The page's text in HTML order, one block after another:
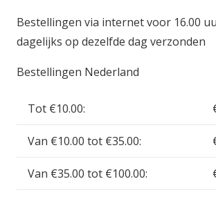
Cable
JST
EH
YU600233
Bestellingen via internet voor 16.00
dagelijks op dezelfde dag verzonden
Bestellingen Nederland
Tot €10.00:
Van €10.00 tot €35.00:
Van €35.00 tot €100.00: